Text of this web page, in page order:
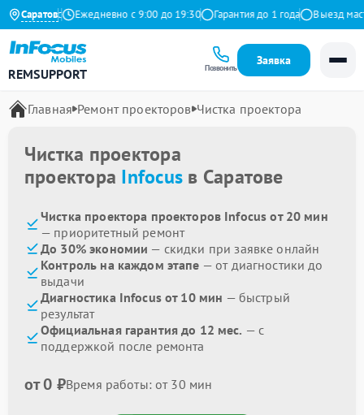
Саратов
на Яндекс Ежедневно с 9:00 до 19:30 Гарантия до 1 года Выезд
REMSUPPORT Позвонить
Заявка
Главная Ремонт проекторов Чистка проектора
Чистка проектора
проектора Infocus в Саратове
Чистка проектора проекторов Infocus от 20 мин
— приоритетный ремонт
До 30% экономии — скидки при заявке онлайн
Контроль на каждом этапе — от диагностики до
выдачи
Диагностика Infocus от 10 мин — быстрый
результат
Официальная гарантия до 12 мес. — с
поддержкой после ремонта
от 0 ₽Время работы: от 30 мин